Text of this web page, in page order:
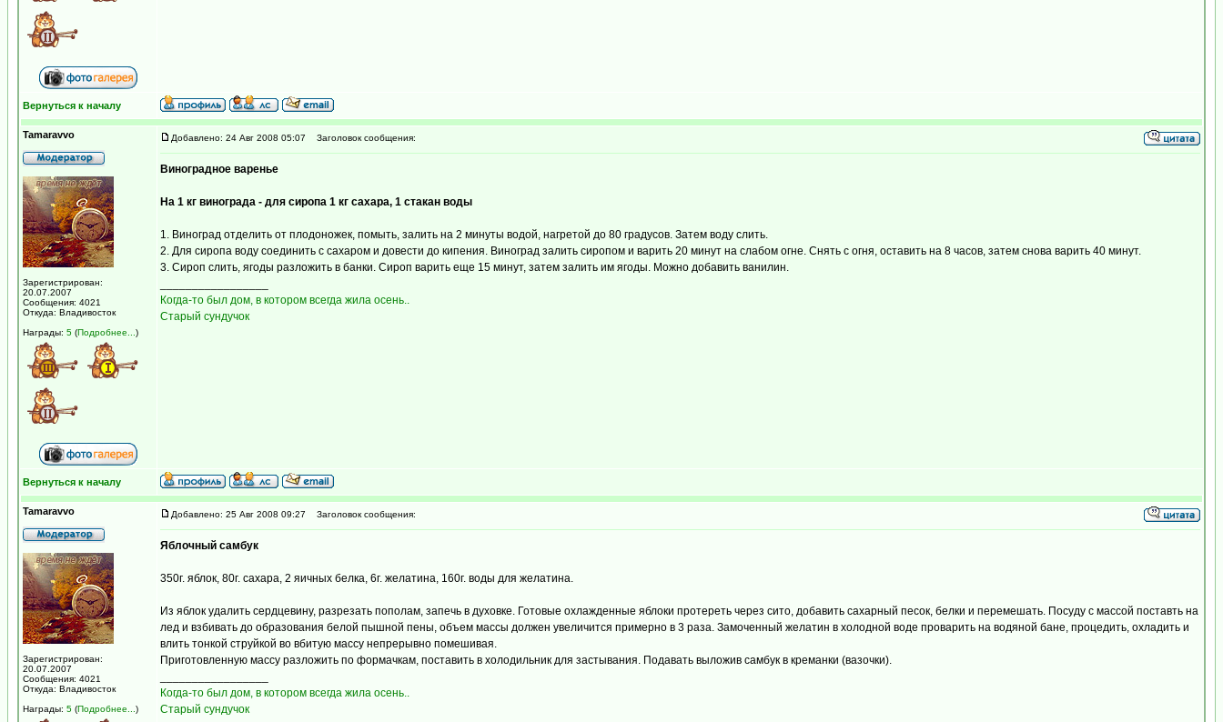
Вернуться к началу
Tamaravvo
Зарегистрирован:
20.07.2007
Сообщения: 4021
Откуда: Владивосток
Награды: 5 (Подробнее... )
Добавлено: 24 Авг 2008 05:07 Заголовок сообщения:
Виноградное варенье
На 1 кг винограда - для сиропа 1 кг сахара, 1 стакан воды
1. Виноград отделить от плодоножек, помыть, залить на 2 минуты водой, нагретой до 80 градусов. Затем воду слить.
2. Для сиропа воду соединить с сахаром и довести до кипения. Виноград залить сиропом и варить 20 минут на слабом огне. Снять с огня, оставить на 8 часов, затем снова варить 40 минут.
3. Сироп слить, ягоды разложить в банки. Сироп варить еще 15 минут, затем залить им ягоды. Можно добавить ванилин.
Когда-то был дом, в котором всегда жила осень..
Старый сундучок
Вернуться к началу
Tamaravvo
Зарегистрирован:
20.07.2007
Сообщения: 4021
Откуда: Владивосток
Награды: 5 (Подробнее... )
Добавлено: 25 Авг 2008 09:27 Заголовок сообщения:
Яблочный самбук
350г. яблок, 80г. сахара, 2 яичных белка, 6г. желатина, 160г. воды для желатина.
Из яблок удалить сердцевину, разрезать пополам, запечь в духовке. Готовые охлажденные яблоки протереть через сито, добавить сахарный песок, белки и перемешать. Посуду с массой поставть на
лед и взбивать до образования белой пышной пены, объем массы должен увеличится примерно в 3 раза. Замоченный желатин в холодной воде проварить на водяной бане, процедить, охладить и
влить тонкой струйкой во вбитую массу непрерывно помешивая.
Приготовленную массу разложить по формачкам, поставить в холодильник для застывания. Подавать выложив самбук в креманки (вазочки).
Когда-то был дом, в котором всегда жила осень..
Старый сундучок